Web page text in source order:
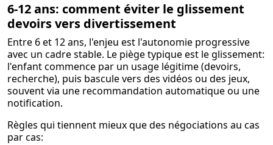
6-12 ans: comment éviter le glissement
devoirs vers divertissement
Entre 6 et 12 ans, l'enjeu est l'autonomie progressive
avec un cadre stable. Le piège typique est le glissement:
l'enfant commence par un usage légitime (devoirs,
recherche), puis bascule vers des vidéos ou des jeux,
souvent via une recommandation automatique ou une
notification.
Règles qui tiennent mieux que des négociations au cas
par cas: